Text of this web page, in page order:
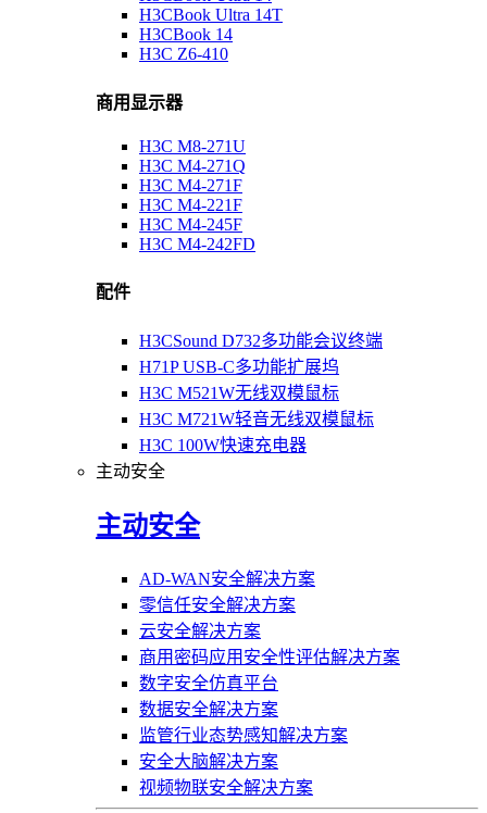
H3CBook Ultra 14T
H3CBook 14
H3C Z6-410
商用显示器
H3C M8-271U
H3C M4-271Q
H3C M4-271F
H3C M4-221F
H3C M4-245F
H3C M4-242FD
配件
H3CSound D732多功能会议终端
H71P USB-C多功能扩展坞
H3C M521W无线双模鼠标
H3C M721W轻音无线双模鼠标
H3C 100W快速充电器
主动安全
主动安全
AD-WAN安全解决方案
零信任安全解决方案
云安全解决方案
商用密码应用安全性评估解决方案
数字安全仿真平台
数据安全解决方案
监管行业态势感知解决方案
安全大脑解决方案
视频物联安全解决方案